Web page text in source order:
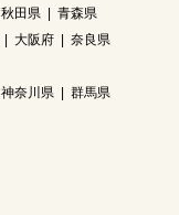
秋田県
青森県
大阪府
奈良県
神奈川県
群馬県